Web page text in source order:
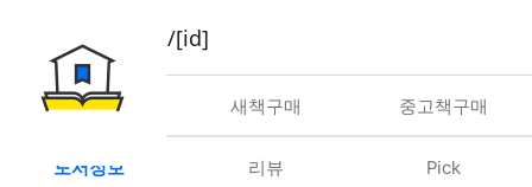
book/rent/[id]
대여 새책구매 중고책구매
도서정보 리뷰 Pick